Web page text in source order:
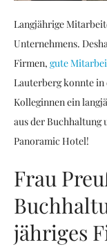
Langjährige
Unternehmens.
Firmen, gute
Lauterberg konnte in
Kolleginnen ein
aus der Buchhaltung
Panoramic Hotel!
Frau
jähriges